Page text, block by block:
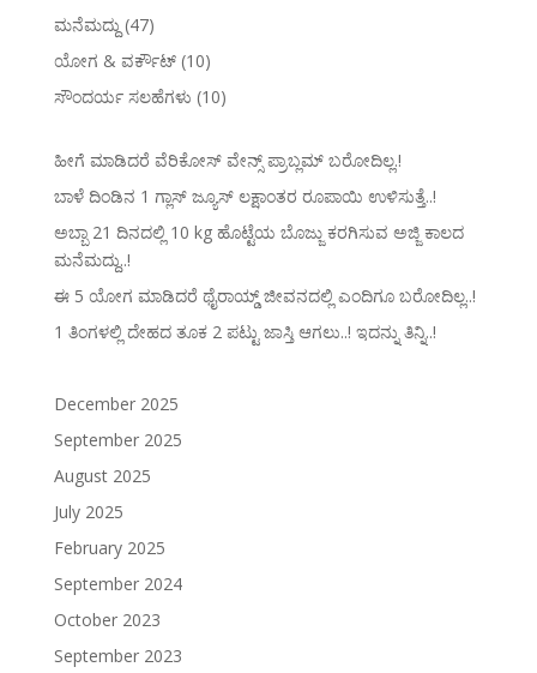
ಮನೆಮದ್ದು (47)
ಯೋಗ & ವರ್ಕೌಟ್(10)
ಸೌಂದರ್ಯ ಸಲಹೆಗಳು (10)
ಹೀಗೆ ಮಾಡಿದರೆ ವೆರಿಕೋಸ್‌ ವೇನ್ಸ್‌ ಪ್ರಾಬ್ಲಮ್‌ ಬರೋದಿಲ್ಲ.!
ಬಾಳೆ ದಿಂಡಿನ 1 ಗ್ಲಾಸ್ ಜ್ಯೂಸ್ ಲಕ್ಷಾಂತರ ರೂಪಾಯಿ ಉಳಿಸುತ್ತೆ..!
ಅಬ್ಬಾ 21 ದಿನದಲ್ಲಿ 10 kg ಹೊಟ್ಟೆಯ ಬೊಜ್ಜು ಕರಗಿಸುವ ಅಜ್ಜಿ ಕಾಲದ
ಮನೆಮದ್ದು..!
ಈ 5 ಯೋಗ ಮಾಡಿದರೆ ಥೈರಾಯ್ಡ್‌ ಜೀವನದಲ್ಲಿ ಎಂದಿಗೂ ಬರೋದಿಲ್ಲ..!
1 ತಿಂಗಳಲ್ಲಿ ದೇಹದ ತೂಕ 2 ಪಟ್ಟು ಜಾಸ್ತಿ ಆಗಲು..! ಇದನ್ನು ತಿನ್ನಿ..!
December 2025
September 2025
August 2025
July 2025
February 2025
September 2024
October 2023
September 2023